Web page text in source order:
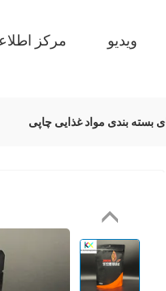
ویدیو مرکز
بسته بندی مواد غذایی چاپی